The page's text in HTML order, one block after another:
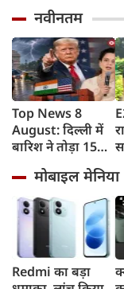
नवीनतम
Top News 8
August: दिल्ली में
बारिश ने तोड़ा 15
भारत पर 100%
टैरिफ का खतरा;
Gen Z पर कंगना का
यू-टर्न
मोबाइल मेनिया
Redmi का बड़ा